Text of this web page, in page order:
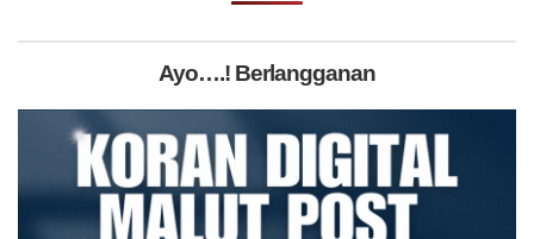
Ayo….! Berlangganan